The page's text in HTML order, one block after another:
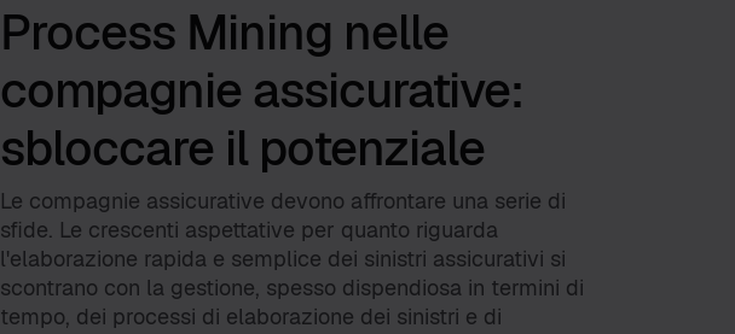
Process Mining nelle
compagnie assicurative:
sbloccare il potenziale
Le compagnie assicurative devono affrontare una serie di
sfide. Le crescenti aspettative per quanto riguarda
l'elaborazione rapida e semplice dei sinistri assicurativi si
scontrano con la gestione, spesso dispendiosa in termini di
tempo, dei processi di elaborazione dei sinistri e di